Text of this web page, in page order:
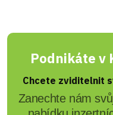
Podnikáte v
Chcete zviditelnit
Zanechte nám